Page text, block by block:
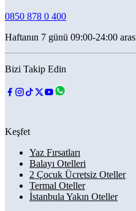
0850 878 0 400
Haftanın 7 günü 09:00-24:00
Bizi Takip Edin
Keşfet
Yaz Fırsatları
Balayı Otelleri
2 Çocuk Ücretsiz Oteller
Termal Oteller
İstanbula Yakın Oteller